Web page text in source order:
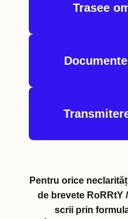
Trasee
Pentru orice
de brevete RoRRtY
scrii prin